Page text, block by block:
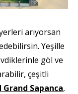
arıyorsan
Yeşille
göl ve
çeşitli
Sapanca,